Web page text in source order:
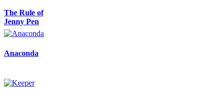
The Rule of
Jenny Pen
Anaconda